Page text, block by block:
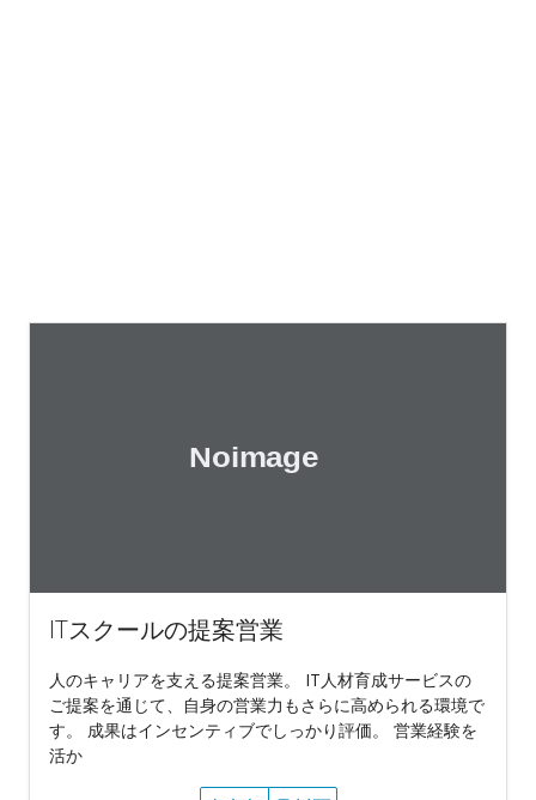
ITスクールの提案営業
人のキャリアを支える提案営業。 IT人材育成サービスの
ご提案を通じて、自身の営業力もさらに高められる環境で
す。 成果はインセンティブでしっかり評価。 営業経験を
活か